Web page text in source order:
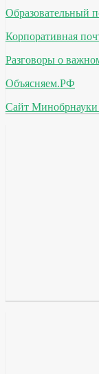
Образовательный
Корпоративная
Разговоры о
Объясняем.РФ
Сайт Минобрнауки